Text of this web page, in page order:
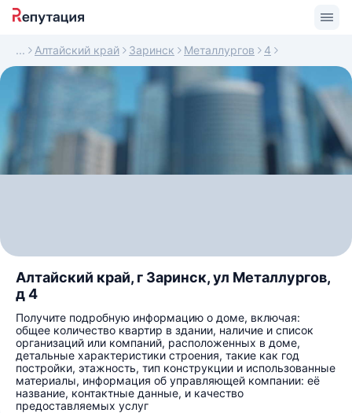
Алтайский край Заринск Металлургов 4
Алтайский край, г Заринск, ул Металлургов,
д 4
Получите подробную информацию о доме, включая:
общее количество квартир в здании, наличие и список
организаций или компаний, расположенных в доме,
детальные характеристики строения, такие как год
постройки, этажность, тип конструкции и использованные
материалы, информация об управляющей компании: её
название, контактные данные, и качество
предоставляемых услуг